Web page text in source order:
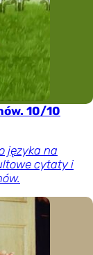
10/10
języka na
cytaty i